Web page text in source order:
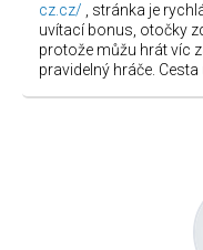
cz.cz/ , stránka je
uvítací bonus, otočky
protože můžu hrát víc
pravidelný hráče. Cesta